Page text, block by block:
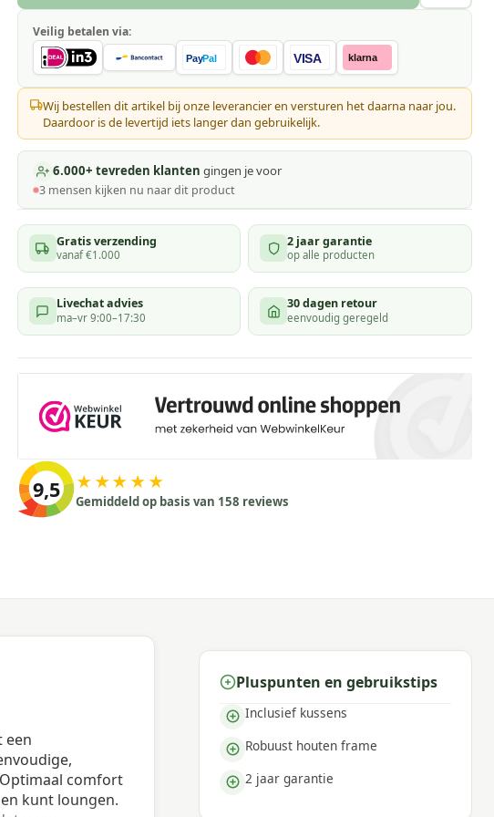
Veilig betalen via:
PayPal VISA klarna
Wij bestellen dit artikel bij onze leverancier en versturen het daarna naar jou.
Daardoor is de levertijd iets langer dan gebruikelijk.
6.000+ tevreden klanten gingen je voor
3 mensen kijken nu naar dit product
Gratis verzending
vanaf €1.000
2 jaar garantie
op alle producten
Livechat advies
ma–vr 9:00–17:30
30 dagen retour
eenvoudig geregeld
9,5 ★★★★★
Gemiddeld op basis van 158 reviews
een
comfort
kunt loungen.
Pluspunten en gebruikstips
Inclusief kussens
Robuust houten frame
2 jaar garantie